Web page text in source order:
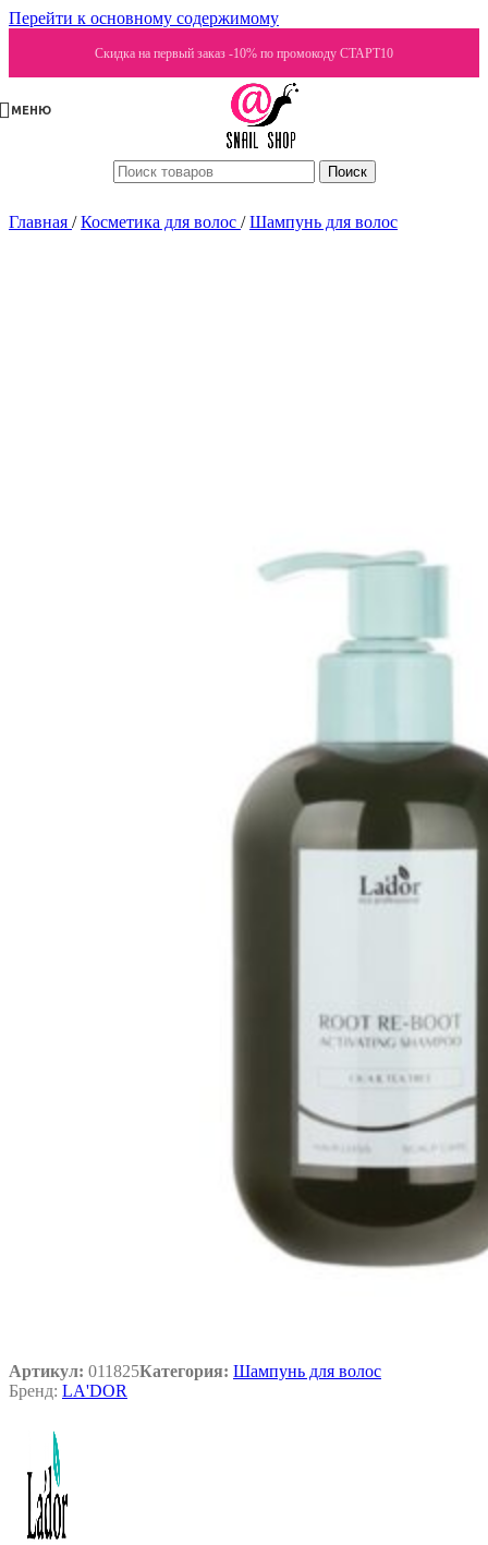
Перейти к основному содержимому
Скидка на первый заказ -10% по промокоду СТАРТ10
МЕНЮ
Поиск
Главная / Косметика для волос / Шампунь для волос
Артикул: 011825Категория: Шампунь для волос
Бренд: LA'DOR